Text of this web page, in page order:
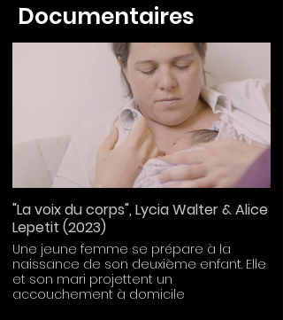
Documentaires
"La voix du corps", Lycia Walter & Alice
Lepetit (2023)
Une jeune femme se prépare à la
naissance de son deuxième enfant. Elle
et son mari projettent un
accouchement à domicile